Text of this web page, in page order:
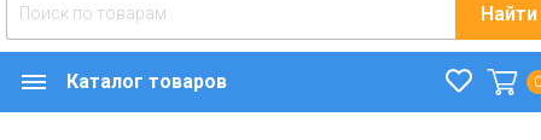
Найти
Каталог товаров